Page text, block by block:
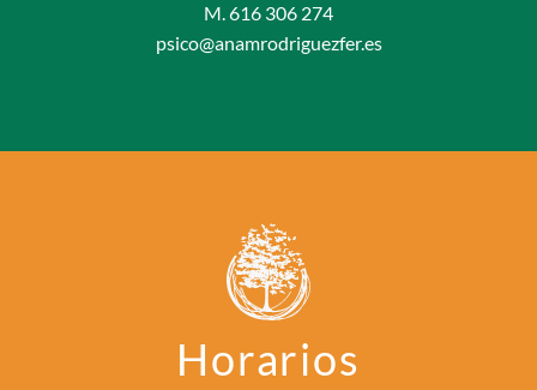
M. 616 306 274
psico@anamrodriguezfer.es
Horarios